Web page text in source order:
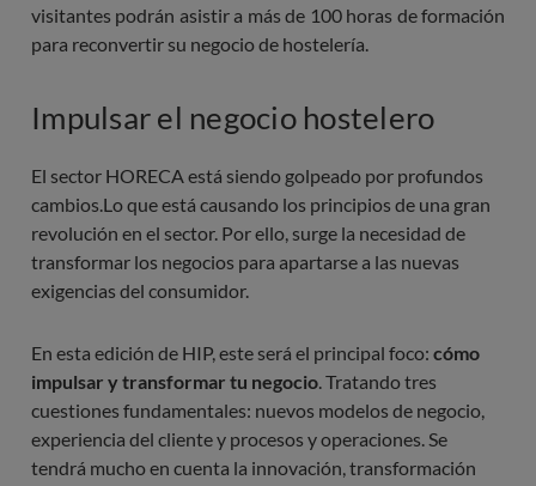
visitantes podrán asistir a más de 100 horas de formación
para reconvertir su negocio de hostelería.
Impulsar el negocio hostelero
El sector HORECA está siendo golpeado por profundos
cambios.Lo que está causando los principios de una gran
revolución en el sector. Por ello, surge la necesidad de
transformar los negocios para apartarse a las nuevas
exigencias del consumidor.
En esta edición de HIP, este será el principal foco: cómo
impulsar y transformar tu negocio. Tratando tres
cuestiones fundamentales: nuevos modelos de negocio,
experiencia del cliente y procesos y operaciones. Se
tendrá mucho en cuenta la innovación, transformación